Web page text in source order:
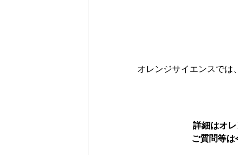
オレンジサイエンスでは
詳細はオ
ご質問等は